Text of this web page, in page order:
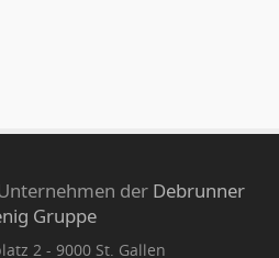
der Debrunner
Gruppe
2 - 9000 St. Gallen